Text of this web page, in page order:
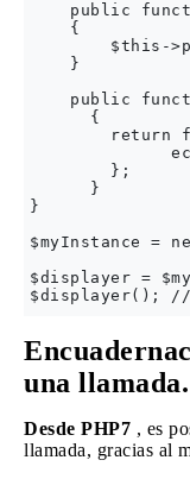
public
    {
$this-
    }
public
      {
return
        };
      }
}
$myInstance =
$displayer =
una llamada.
Desde PHP7 , es
llamada, gracias al